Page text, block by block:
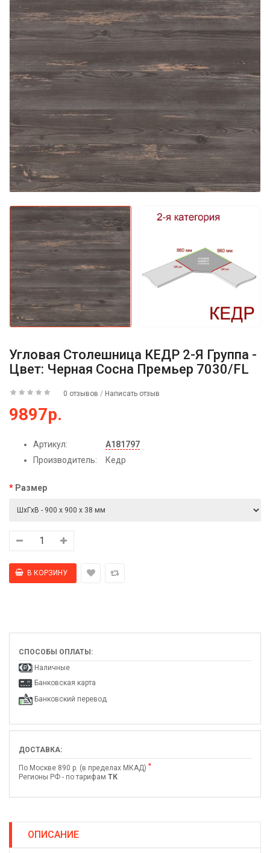
Угловая Столешница КЕДР 2-Я Группа -
Цвет: Черная Сосна Премьер 7030/FL
0 отзывов / Написать отзыв
9897р.
Артикул:
А181797
Производитель:
Кедр
Размер
СПОСОБЫ ОПЛАТЫ:
Наличные
Банковская карта
Банковский перевод
ДОСТАВКА:
По Москве 890 р. (в пределах МКАД) *
Регионы РФ - по тарифам ТК
ОПИСАНИЕ